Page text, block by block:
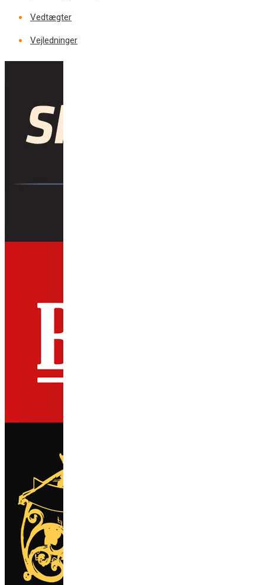
Vedtægter
Vejledninger